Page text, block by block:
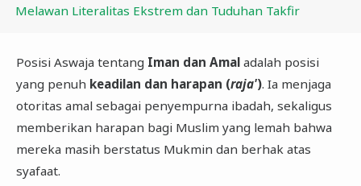
Melawan Literalitas Ekstrem dan Tuduhan Takfir
​Posisi Aswaja tentang Iman dan Amaladalah posisi
yang penuh keadilan dan harapan (raja'). Ia menjaga
otoritas amal sebagai penyempurna ibadah, sekaligus
memberikan harapan bagi Muslim yang lemah bahwa
mereka masih berstatus Mukmin dan berhak atas
syafaat.